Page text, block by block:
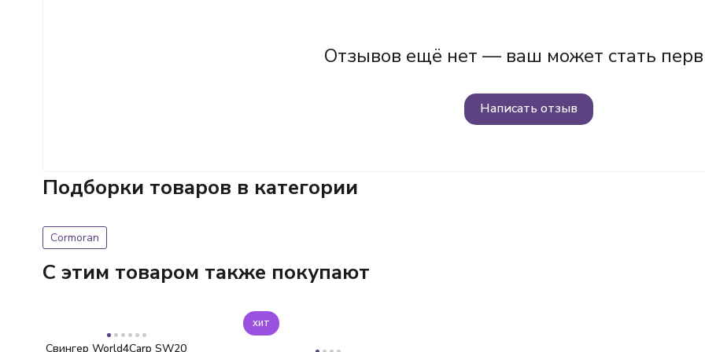
Отзывов ещё нет — ваш может стать
Написать отзыв
Подборки товаров в категории
Cormoran
C этим товаром также покупают
Свингер World4Carp SW20
хит